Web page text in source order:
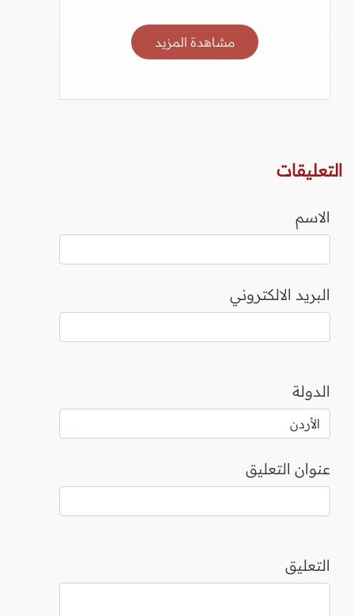
مشاهدة المزيد
التعليقات
الاسم
البريد الالكتروني
الدولة
عنوان التعليق
التعليق